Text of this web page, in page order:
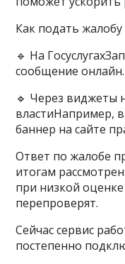
Как подать жалобу
🔹 На
сообщение онлайн.
🔹 Через виджеты
властиНапример, в
баннер на сайте
Ответ по жалобе
итогам
при низкой
перепроверят.
Сейчас сервис
постепенно